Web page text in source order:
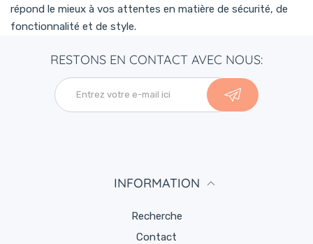
répond le mieux à vos attentes en matière de sécurité, de
fonctionnalité et de style.
RESTONS EN CONTACT AVEC NOUS:
INFORMATION
Recherche
Contact